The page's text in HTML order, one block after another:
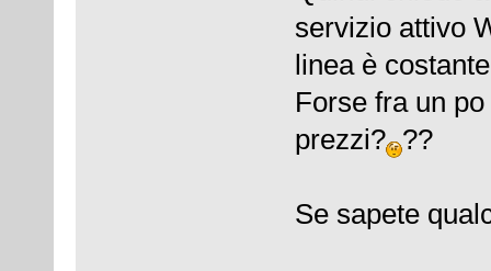
servizio attivo
linea è
Forse fra un
prezzi? ??
Se sapete